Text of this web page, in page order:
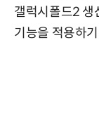
갤럭시폴드2 생
기능을 적용하